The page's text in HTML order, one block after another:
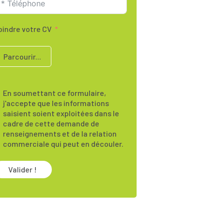
votre CV
Parcourir...
En soumettant ce formulaire,
j'accepte que les informations
saisient soient exploitées dans le
cadre de cette demande de
renseignements et de la relation
commerciale qui peut en découler.
Valider !